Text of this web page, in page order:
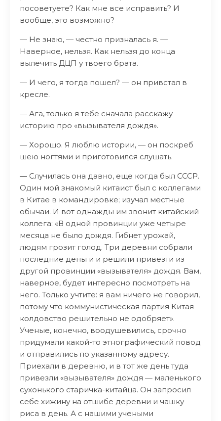
посоветуете? Как мне все исправить? И
вообще, это возможно?
— Не знаю, — честно призналась я. —
Наверное, нельзя. Как нельзя до конца
вылечить ДЦП у твоего брата.
— И чего, я тогда пошел? — он привстал в
кресле.
— Ага, только я тебе сначала расскажу
историю про «вызывателя дождя».
— Хорошо. Я люблю истории, — он поскреб
шею ногтями и приготовился слушать.
— Случилась она давно, еще когда был СССР.
Один мой знакомый китаист был с коллегами
в Китае в командировке; изучал местные
обычаи. И вот однажды им звонит китайский
коллега: «В одной провинции уже четыре
месяца не было дождя. Гибнет урожай,
людям грозит голод. Три деревни собрали
последние деньги и решили привезти из
другой провинции «вызывателя» дождя. Вам,
наверное, будет интересно посмотреть на
него. Только учтите: я вам ничего не говорил,
потому что коммунистическая партия Китая
колдовство решительно не одобряет».
Ученые, конечно, воодушевились, срочно
придумали какой-то этнографический повод
и отправились по указанному адресу.
Приехали в деревню, и в тот же день туда
привезли «вызывателя» дождя — маленького
сухонького старичка-китайца. Он запросил
себе хижину на отшибе деревни и чашку
риса в день. А с нашими учеными